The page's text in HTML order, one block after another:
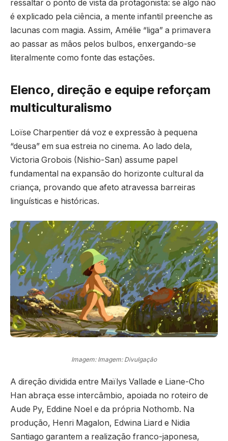
ressaltar o ponto de vista da protagonista: se algo não
é explicado pela ciência, a mente infantil preenche as
lacunas com magia. Assim, Amélie “liga” a primavera
ao passar as mãos pelos bulbos, enxergando-se
literalmente como fonte das estações.
Elenco, direção e equipe reforçam
multiculturalismo
Loïse Charpentier dá voz e expressão à pequena
“deusa” em sua estreia no cinema. Ao lado dela,
Victoria Grobois (Nishio-San) assume papel
fundamental na expansão do horizonte cultural da
criança, provando que afeto atravessa barreiras
linguísticas e históricas.
Imagem: Imagem: Divulgação
A direção dividida entre Maïlys Vallade e Liane-Cho
Han abraça esse intercâmbio, apoiada no roteiro de
Aude Py, Eddine Noel e da própria Nothomb. Na
produção, Henri Magalon, Edwina Liard e Nidia
Santiago garantem a realização franco-japonesa,